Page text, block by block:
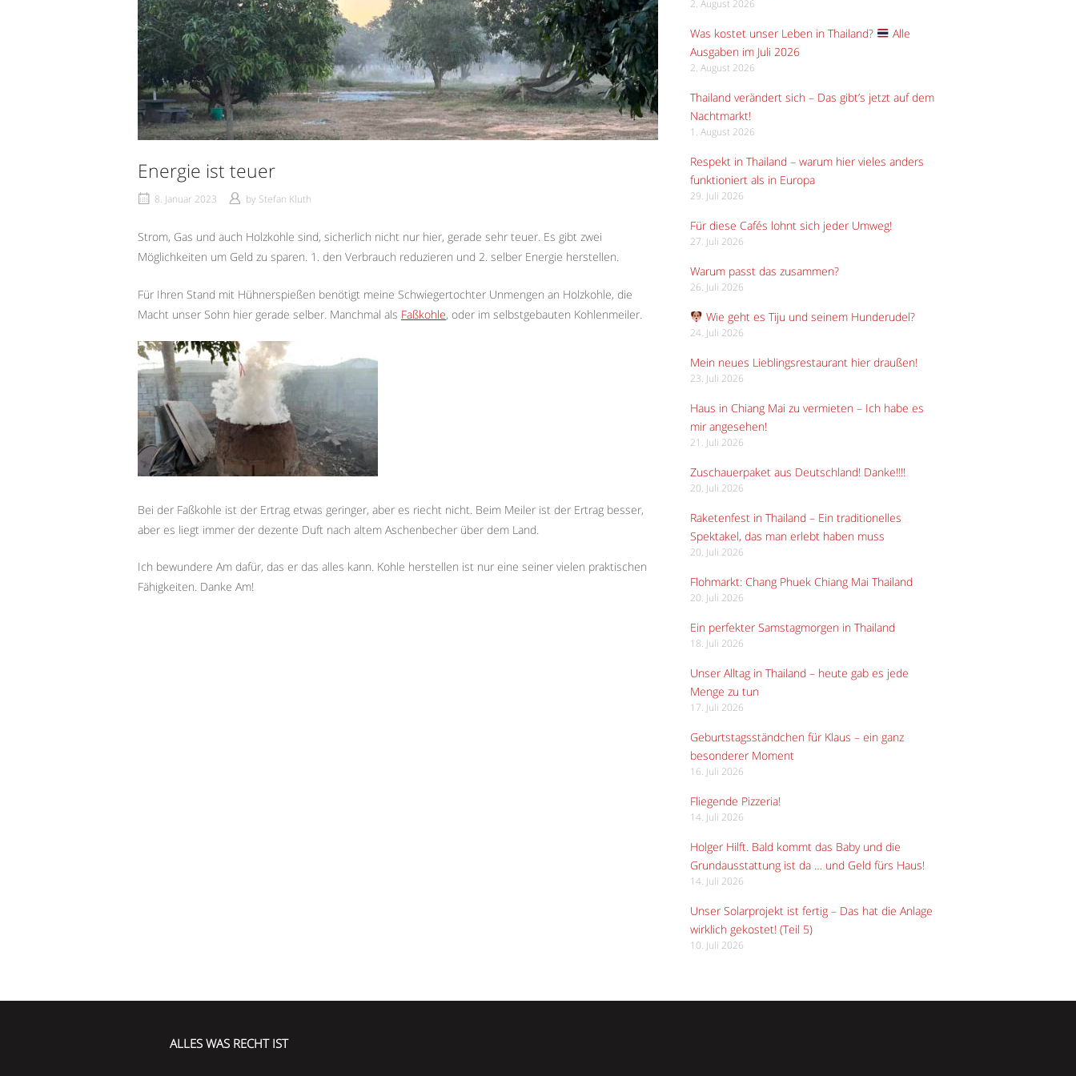
Energie ist teuer
8. Januar 2023 by Stefan Kluth
Strom, Gas und auch Holzkohle sind, sicherlich nicht nur hier, gerade sehr teuer. Es gibt zwei
Möglichkeiten um Geld zu sparen. 1. den Verbrauch reduzieren und 2. selber Energie herstellen.
Für Ihren Stand mit Hühnerspießen benötigt meine Schwiegertochter Unmengen an Holzkohle, die
Macht unser Sohn hier gerade selber. Manchmal als Faßkohle, oder im selbstgebauten Kohlenmeiler.
Bei der Faßkohle ist der Ertrag etwas geringer, aber es riecht nicht. Beim Meiler ist der Ertrag besser,
aber es liegt immer der dezente Duft nach altem Aschenbecher über dem Land.
Ich bewundere Am dafür, das er das alles kann. Kohle herstellen ist nur eine seiner vielen praktischen
Fähigkeiten. Danke Am!
2. August 2026
Was kostet unser Leben in Thailand?
Alle
Ausgaben im Juli 2026
2. August 2026
Thailand verändert sich – Das gibt’s jetzt auf dem
Nachtmarkt!
1. August 2026
Respekt in Thailand – warum hier vieles anders
funktioniert als in Europa
29. Juli 2026
Für diese Cafés lohnt sich jeder Umweg!
27. Juli 2026
Warum passt das zusammen?
26. Juli 2026
Wie geht es Tiju und seinem Hunderudel?
24. Juli 2026
Mein neues Lieblingsrestaurant hier draußen!
23. Juli 2026
Haus in Chiang Mai zu vermieten – Ich habe es
mir angesehen!
21. Juli 2026
Zuschauerpaket aus Deutschland! Danke!!!!
20. Juli 2026
Raketenfest in Thailand – Ein traditionelles
Spektakel, das man erlebt haben muss
20. Juli 2026
Flohmarkt: Chang Phuek Chiang Mai Thailand
20. Juli 2026
Ein perfekter Samstagmorgen in Thailand
18. Juli 2026
Unser Alltag in Thailand – heute gab es jede
Menge zu tun
17. Juli 2026
Geburtstagsständchen für Klaus – ein ganz
besonderer Moment
16. Juli 2026
Fliegende Pizzeria!
14. Juli 2026
Holger Hilft. Bald kommt das Baby und die
Grundausstattung ist da … und Geld fürs Haus!
14. Juli 2026
Unser Solarprojekt ist fertig – Das hat die Anlage
wirklich gekostet! (Teil 5)
10. Juli 2026
ALLES WAS RECHT IST